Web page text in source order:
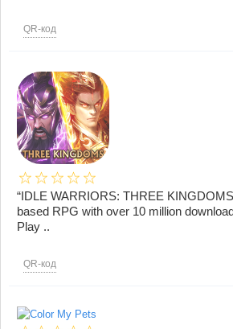
QR-код
“IDLE WARRIORS: THREE
based RPG with over 10 million
Play ..
QR-код